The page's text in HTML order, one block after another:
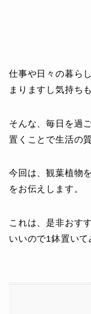
仕事や日々の暮ら
まりますし気持ち
そんな、毎日を過
置くことで生活の
今回は、観葉植物
をお伝えします。
これは、是非おす
いいので1鉢置いて